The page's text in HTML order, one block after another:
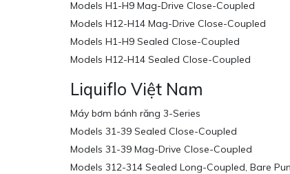
Models H1-H9 Mag-Drive Close-Coupled
Models H12-H14 Mag-Drive Close-Coupled
Models H1-H9 Sealed Close-Coupled
Models H12-H14 Sealed Close-Coupled
Liquiflo Việt Nam
Máy bơm bánh răng 3-Series
Models 31-39 Sealed Close-Coupled
Models 31-39 Mag-Drive Close-Coupled
Models 312-314 Sealed Long-Coupled, Bare